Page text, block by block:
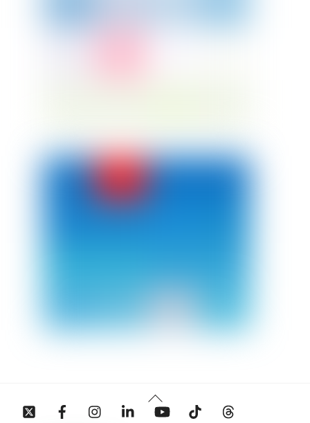
Back
To
Twitter Facebook InstagramLinkedin YouTube Tiktok